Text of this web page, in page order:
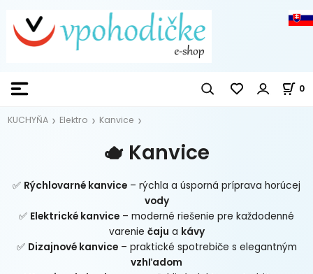
0
KUCHYŇA Elektro Kanvice
🫖 Kanvice
✅ Rýchlovarné kanvice – rýchla a úsporná príprava horúcej
vody
✅ Elektrické kanvice – moderné riešenie pre každodenné
varenie čaju a kávy
✅ Dizajnové kanvice– praktické spotrebiče s elegantným
vzhľadom